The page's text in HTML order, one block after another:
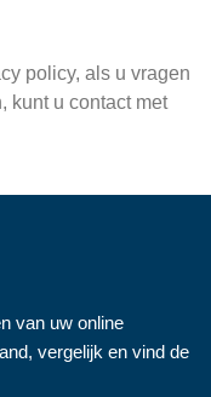
policy, als u vragen
kunt u contact met
van uw online
vergelijk en vind de